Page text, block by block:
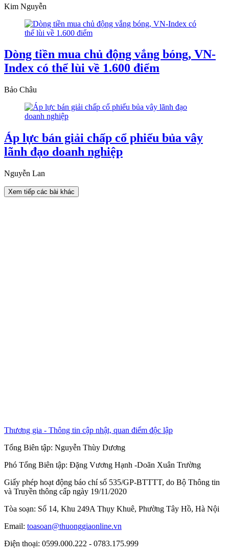
Kim Nguyễn
Dòng tiền mua chủ động vắng bóng, VN-
Index có thể lùi về 1.600 điểm
Bảo Châu
Áp lực bán giải chấp cổ phiếu bủa vây
lãnh đạo doanh nghiệp
Nguyễn Lan
Xem tiếp các bài khác
Thương gia - Thông tin cập nhật, quan điểm độc lập
Tổng Biên tập: Nguyễn Thùy Dương
Phó Tổng Biên tập: Đặng Vương Hạnh -Doãn Xuân Trường
Giấy phép hoạt động báo chí số 535/GP-BTTTT, do Bộ Thông tin
và Truyền thông cấp ngày 19/11/2020
Tòa soạn: Số 14, Khu 249A Thụy Khuê, Phường Tây Hồ, Hà Nội
Email: toasoan@thuonggiaonline.vn
Điện thoại: 0599.000.222 - 0783.175.999